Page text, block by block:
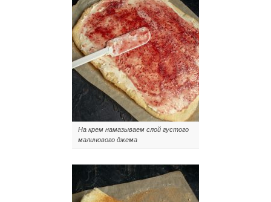
На крем намазываем слой густого
малинового джема